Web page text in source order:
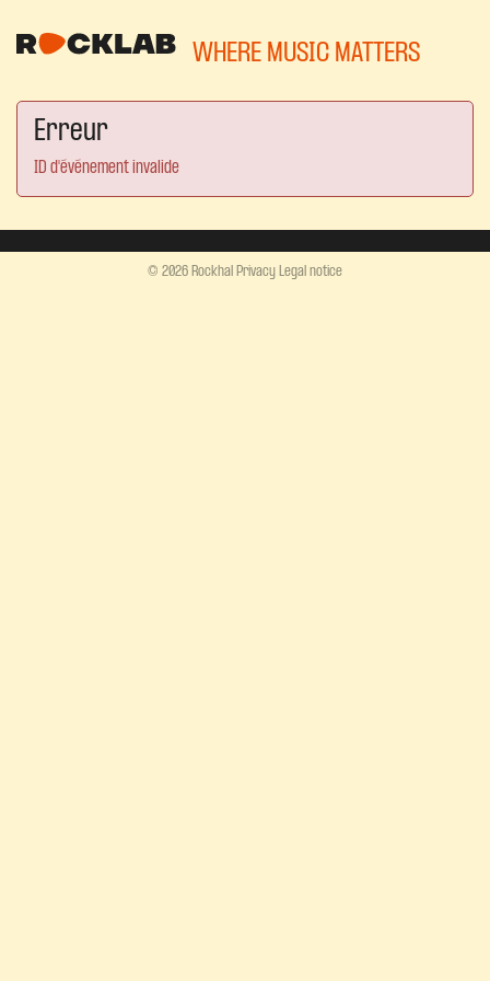
WHERE MUSIC MATTERS
Erreur
ID d'événement invalide
© 2026 Rockhal Privacy Legal notice